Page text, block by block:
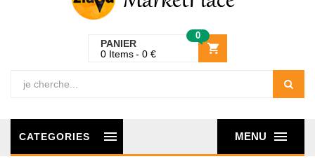
PANIER
0
0 Items 0 €
MENU
CATEGORIES